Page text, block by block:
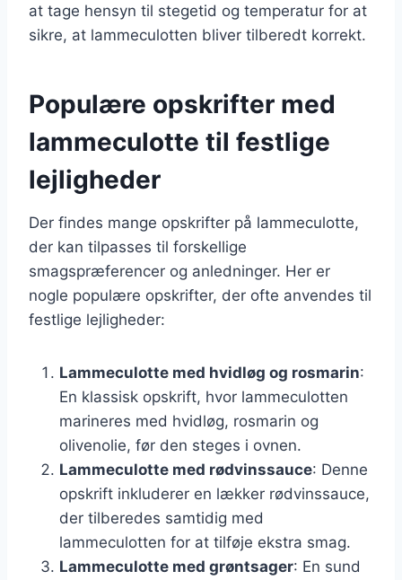
at tage hensyn til stegetid og temperatur for at
sikre, at lammeculotten bliver tilberedt korrekt.
Populære opskrifter med
lammeculotte til festlige
lejligheder
Der findes mange opskrifter på lammeculotte,
der kan tilpasses til forskellige
smagspræferencer og anledninger. Her er
nogle populære opskrifter, der ofte anvendes til
festlige lejligheder:
Lammeculotte med hvidløg og rosmarin:
En klassisk opskrift, hvor lammeculotten
marineres med hvidløg, rosmarin og
olivenolie, før den steges i ovnen.
Lammeculotte med rødvinssauce: Denne
opskrift inkluderer en lækker rødvinssauce,
der tilberedes samtidig med
lammeculotten for at tilføje ekstra smag.
Lammeculotte med grøntsager: En sund